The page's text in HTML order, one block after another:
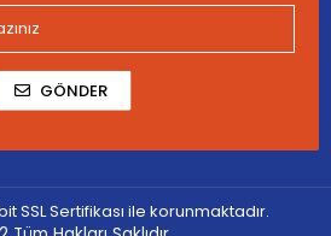
GÖNDER
SSL Sertifikası ile korunmaktadır.